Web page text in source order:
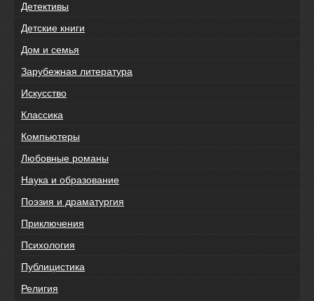
Детективы
Детские книги
Дом и семья
Зарубежная литература
Искусство
Классика
Компьютеры
Любовные романы
Наука и образование
Поэзия и драматургия
Приключения
Психология
Публицистика
Религия